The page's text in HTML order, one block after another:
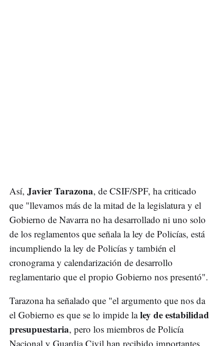
Así, Javier Tarazona, de CSIF/SPF, ha criticado
que "llevamos más de la mitad de la legislatura y el
Gobierno de Navarra no ha desarrollado ni uno solo
de los reglamentos que señala la ley de Policías, está
incumpliendo la ley de Policías y también el
cronograma y calendarización de desarrollo
reglamentario que el propio Gobierno nos presentó".
Tarazona ha señalado que "el argumento que nos da
el Gobierno es que se lo impide laley de estabilidad
presupuestaria, pero los miembros de Policía
Nacional y Guardia Civil han recibido importantes